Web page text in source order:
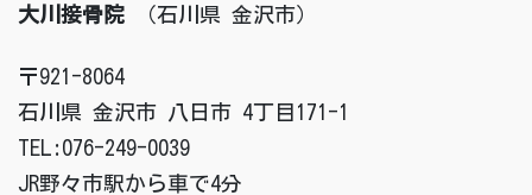
大川接骨院 （石川県 金沢市）
〒921-8064
石川県 金沢市 八日市 4丁目171-1
TEL:076-249-0039
JR野々市駅から車で4分